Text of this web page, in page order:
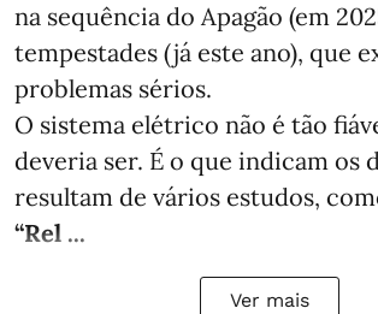
na sequência do Apagão (em
tempestades (já este ano), que
problemas sérios.
O sistema elétrico não é tão
deveria ser. É o que indicam os
resultam de vários estudos,
“Rel ...
Ver mais